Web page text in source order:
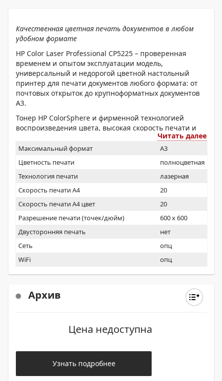
Качественная цветная печать документов в любом
удобном формате
HP Color Laser Professional CP5225 – проверенная
временем и опытом эксплуатации модель,
универсальный и недорогой цветной настольный
принтер для печати документов любого формата: от
почтовых открыток до крупноформатных документов
А3.
Тонер HP ColorSphere и фирменной технологией
воспроизведения цвета, высокая скорость печати и
профессиональное качество отпечатков и высокую
Читать далее
Максимальный формат
A3
Цветность печати
полноцветная
Технология печати
лазерная
Скорость печати А4
20
Скорость печати А4 цвет
20
Разрешение печати (точек/дюйм)
600 x 600
Двусторонняя печать
нет
Сеть
опц
WiFi
опц
Архив
Цена недоступна
Узнать подробнее